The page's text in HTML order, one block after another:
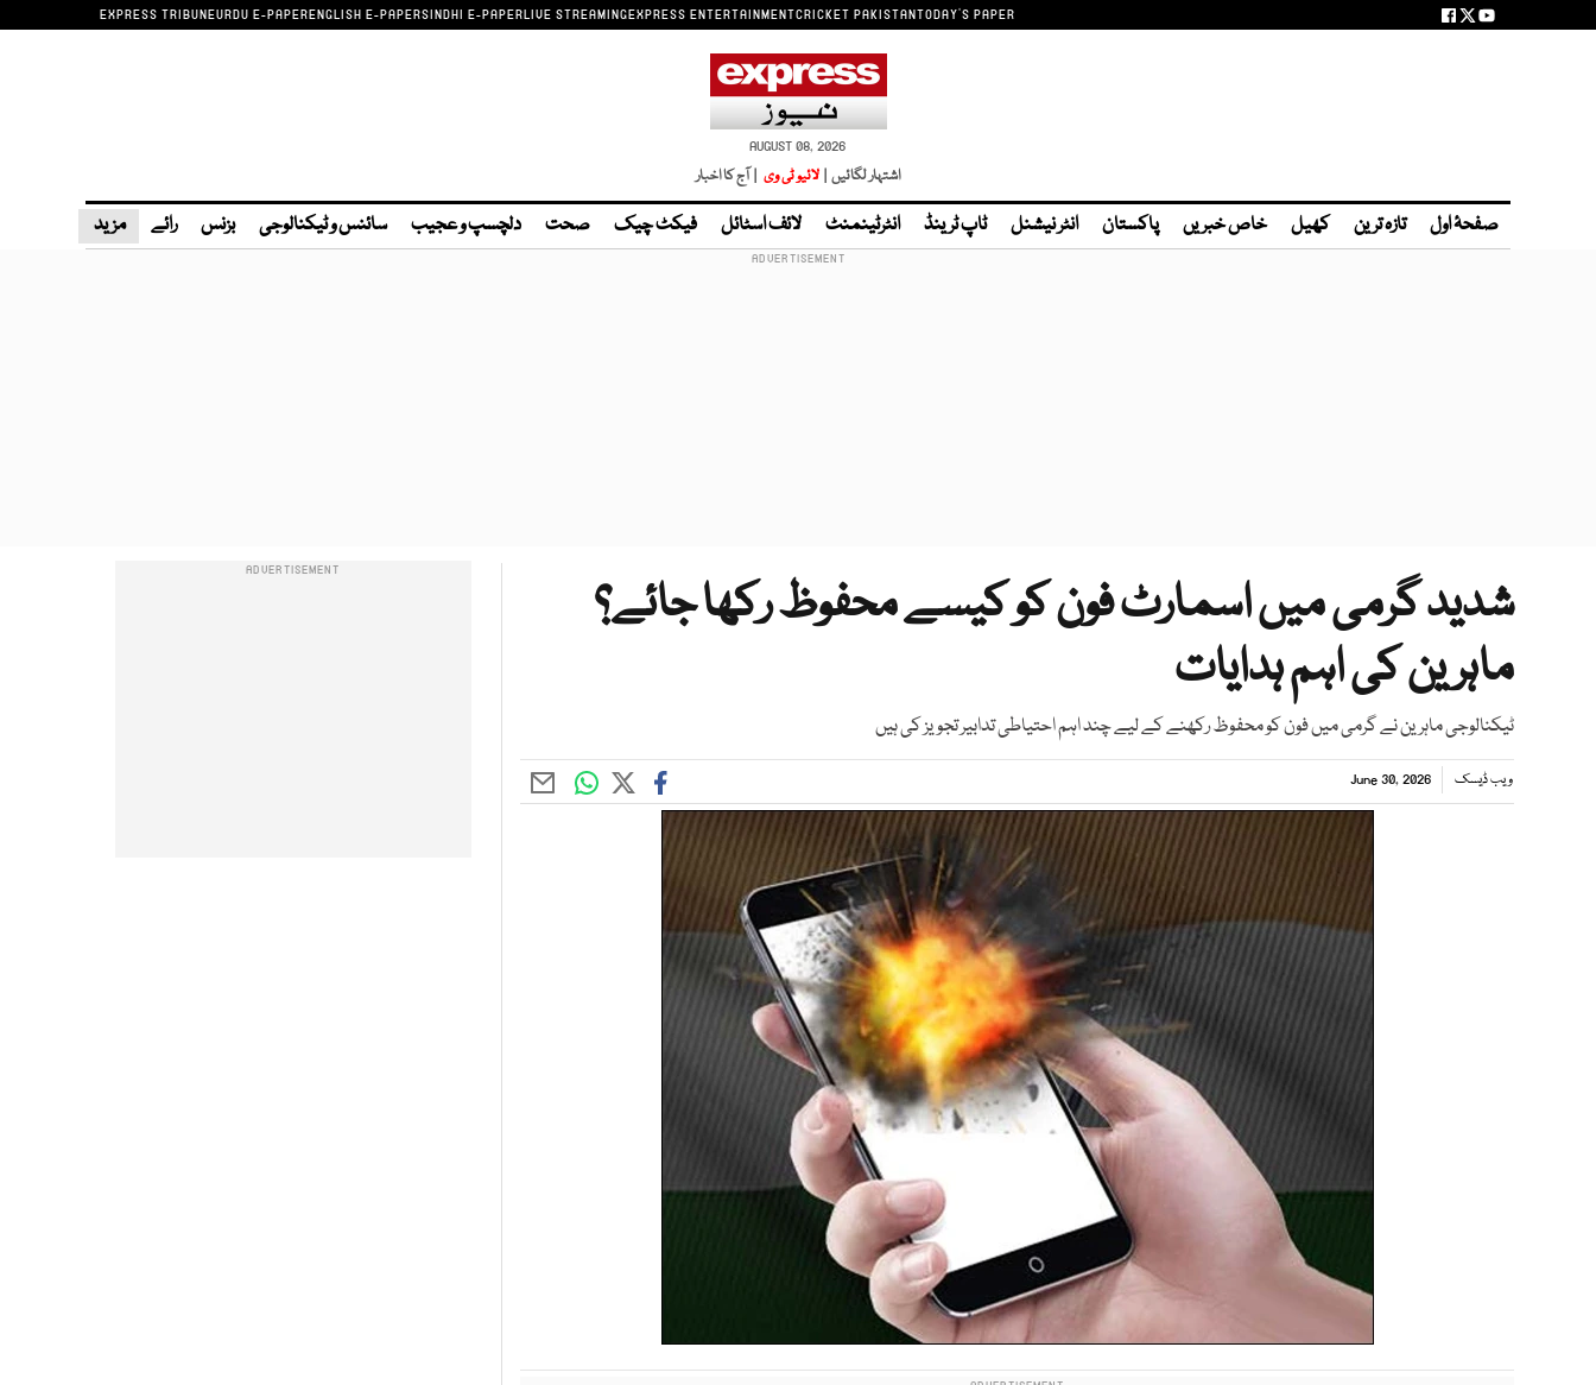
EXPRESS TRIBUNEURDU E-PAPERENGLISH E-PAPERSINDHI E-PAPERLIVE STREAMINGEXPRESS ENTERTAINMENTCRICKET PAKISTANTODAY'S PAPER
AUGUST 08, 2026
اشتہار لگائیں | لائیو ٹی وی | آج کا اخبار
صفحۂ اول تازہ ترین کھیل خاص خبریں پاکستان انٹر نیشنل ٹاپ ٹرینڈ انٹرٹینمنٹ لائف اسٹائل فیکٹ چیک صحت دلچسپ و عجیب سائنس و ٹیکنالوجی بزنس رائے مزید
شدید گرمی میں اسمارٹ فون کو کیسے محفوظ رکھا جائے؟
ماہرین کی اہم ہدایات
ٹیکنالوجی ماہرین نے گرمی میں فون کو محفوظ رکھنے کے لیے چند اہم احتیاطی تدابیر تجویز کی ہیں
ویب ڈیسک June 30, 2026